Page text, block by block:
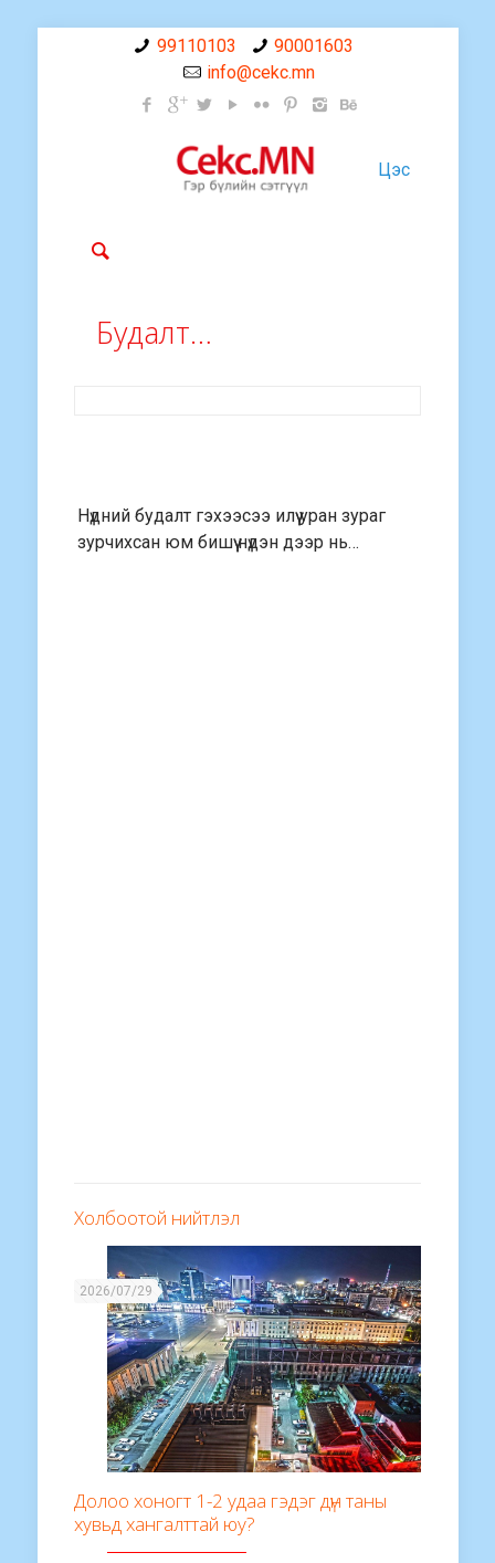
99110103
90001603
info@cekc.mn
Цэс
Будалт…
Нүдний будалт гэхээсээ илүү уран зураг
зурчихсан юм бишүү нүдэн дээр нь…
Холбоотой нийтлэл
2026/07/29
Долоо хоногт 1-2 удаа гэдэг дүн таны
хувьд хангалттай юу?